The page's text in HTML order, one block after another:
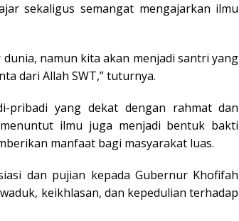
sekaligus semangat mengajarkan ilmu
namun kita akan menjadi santri yang
dari Allah SWT,” tuturnya.
pribadi yang dekat dengan rahmat dan
ilmu juga menjadi bentuk bakti
manfaat bagi masyarakat luas.
dan pujian kepada Gubernur Khofifah
keikhlasan, dan kepedulian terhadap